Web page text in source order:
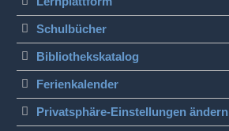
Schulbücher
Bibliothekskatalog
Ferienkalender
Privatsphäre-Einstellungen ändern